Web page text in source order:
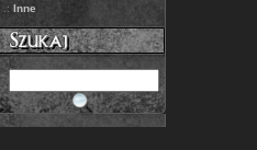
.: Inne